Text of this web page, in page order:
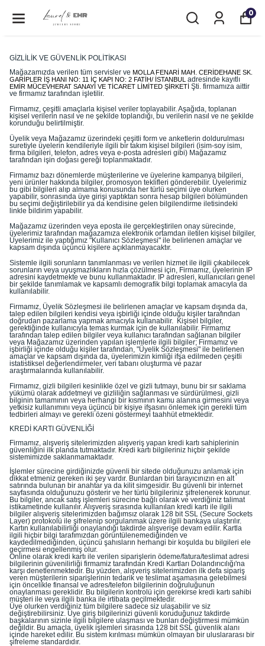
0
GİZLİLİK VE GÜVENLİK POLİTİKASI
Mağazamızda verilen tüm servisler ve MOLLA FENARİ MAH. CERİDEHANE SK.
GARİPLER İŞ HANI NO: 11 İÇ KAPI NO: 2 FATİH/ İSTANBUL adresinde kayıtlı
EMİR MÜCEVHERAT SANAYİ VE TİCARET LİMİTED ŞİRKETİ Şti. firmamıza aittir
ve firmamız tarafından işletilir.
Firmamız, çeşitli amaçlarla kişisel veriler toplayabilir. Aşağıda, toplanan
kişisel verilerin nasıl ve ne şekilde toplandığı, bu verilerin nasıl ve ne şekilde
korunduğu belirtilmiştir.
Üyelik veya Mağazamız üzerindeki çeşitli form ve anketlerin doldurulması
suretiyle üyelerin kendileriyle ilgili bir takım kişisel bilgileri (isim-soy isim,
firma bilgileri, telefon, adres veya e-posta adresleri gibi) Mağazamız
tarafından işin doğası gereği toplanmaktadır.
Firmamız bazı dönemlerde müşterilerine ve üyelerine kampanya bilgileri,
yeni ürünler hakkında bilgiler, promosyon teklifleri gönderebilir. Üyelerimiz
bu gibi bilgileri alıp almama konusunda her türlü seçimi üye olurken
yapabilir, sonrasında üye girişi yaptıktan sonra hesap bilgileri bölümünden
bu seçimi değiştirilebilir ya da kendisine gelen bilgilendirme iletisindeki
linkle bildirim yapabilir.
Mağazamız üzerinden veya eposta ile gerçekleştirilen onay sürecinde,
üyelerimiz tarafından mağazamıza elektronik ortamdan iletilen kişisel bilgiler,
Üyelerimiz ile yaptığımız "Kullanıcı Sözleşmesi" ile belirlenen amaçlar ve
kapsam dışında üçüncü kişilere açıklanmayacaktır.
Sistemle ilgili sorunların tanımlanması ve verilen hizmet ile ilgili çıkabilecek
sorunların veya uyuşmazlıkların hızla çözülmesi için, Firmamız, üyelerinin IP
adresini kaydetmekte ve bunu kullanmaktadır. IP adresleri, kullanıcıları genel
bir şekilde tanımlamak ve kapsamlı demografik bilgi toplamak amacıyla da
kullanılabilir.
Firmamız, Üyelik Sözleşmesi ile belirlenen amaçlar ve kapsam dışında da,
talep edilen bilgileri kendisi veya işbirliği içinde olduğu kişiler tarafından
doğrudan pazarlama yapmak amacıyla kullanabilir. Kişisel bilgiler,
gerektiğinde kullanıcıyla temas kurmak için de kullanılabilir. Firmamız
tarafından talep edilen bilgiler veya kullanıcı tarafından sağlanan bilgiler
veya Mağazamız üzerinden yapılan işlemlerle ilgili bilgiler; Firmamız ve
işbirliği içinde olduğu kişiler tarafından, "Üyelik Sözleşmesi" ile belirlenen
amaçlar ve kapsam dışında da, üyelerimizin kimliği ifşa edilmeden çeşitli
istatistiksel değerlendirmeler, veri tabanı oluşturma ve pazar
araştırmalarında kullanılabilir.
Firmamız, gizli bilgileri kesinlikle özel ve gizli tutmayı, bunu bir sır saklama
yükümü olarak addetmeyi ve gizliliğin sağlanması ve sürdürülmesi, gizli
bilginin tamamının veya herhangi bir kısmının kamu alanına girmesini veya
yetkisiz kullanımını veya üçüncü bir kişiye ifşasını önlemek için gerekli tüm
tedbirleri almayı ve gerekli özeni göstermeyi taahhüt etmektedir.
KREDİ KARTI GÜVENLİĞİ
Firmamız, alışveriş sitelerimizden alışveriş yapan kredi kartı sahiplerinin
güvenliğini ilk planda tutmaktadır. Kredi kartı bilgileriniz hiçbir şekilde
sistemimizde saklanmamaktadır.
İşlemler sürecine girdiğinizde güvenli bir sitede olduğunuzu anlamak için
dikkat etmeniz gereken iki şey vardır. Bunlardan biri tarayıcınızın en alt
satırında bulunan bir anahtar ya da kilit simgesidir. Bu güvenli bir internet
sayfasında olduğunuzu gösterir ve her türlü bilgileriniz şifrelenerek korunur.
Bu bilgiler, ancak satış işlemleri sürecine bağlı olarak ve verdiğiniz talimat
istikametinde kullanılır. Alışveriş sırasında kullanılan kredi kartı ile ilgili
bilgiler alışveriş sitelerimizden bağımsız olarak 128 bit SSL (Secure Sockets
Layer) protokolü ile şifrelenip sorgulanmak üzere ilgili bankaya ulaştırılır.
Kartın kullanılabilirliği onaylandığı takdirde alışverişe devam edilir. Kartla
ilgili hiçbir bilgi tarafımızdan görüntülenemediğinden ve
kaydedilmediğinden, üçüncü şahısların herhangi bir koşulda bu bilgileri ele
geçirmesi engellenmiş olur.
Online olarak kredi kartı ile verilen siparişlerin ödeme/fatura/teslimat adresi
bilgilerinin güvenilirliği firmamiz tarafından Kredi Kartları Dolandırıcılığı'na
karşı denetlenmektedir. Bu yüzden, alışveriş sitelerimizden ilk defa sipariş
veren müşterilerin siparişlerinin tedarik ve teslimat aşamasına gelebilmesi
için öncelikle finansal ve adres/telefon bilgilerinin doğruluğunun
onaylanması gereklidir. Bu bilgilerin kontrolü için gerekirse kredi kartı sahibi
müşteri ile veya ilgili banka ile irtibata geçilmektedir.
Üye olurken verdiğiniz tüm bilgilere sadece siz ulaşabilir ve siz
değiştirebilirsiniz. Üye giriş bilgilerinizi güvenli koruduğunuz takdirde
başkalarının sizinle ilgili bilgilere ulaşması ve bunları değiştirmesi mümkün
değildir. Bu amaçla, üyelik işlemleri sırasında 128 bit SSL güvenlik alanı
içinde hareket edilir. Bu sistem kırılması mümkün olmayan bir uluslararası bir
şifreleme standardıdır.